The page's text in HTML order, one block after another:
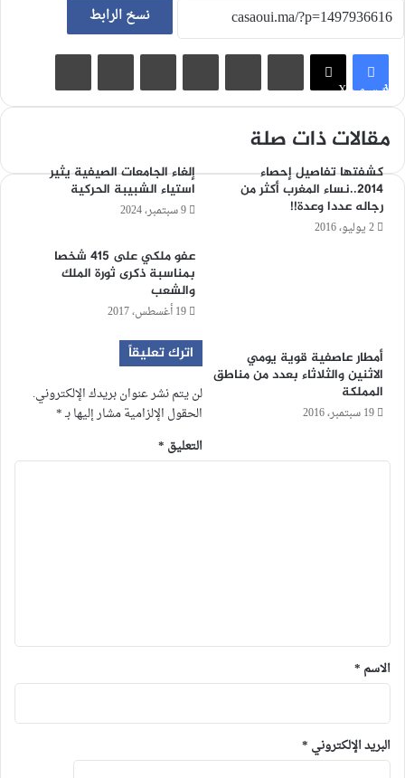
نسخ الرابط
فيسبوك
X
لينكدإن بينتيريست
مقالات ذات صلة
كشفتها تفاصيل إحصاء
2014..نساء المغرب أكثر من
رجاله عددا وعدة!!
2 يوليو، 2016
إلغاء الجامعات الصيفية يثير
استياء الشبيبة الحركية
9 سبتمبر، 2024
عفو ملكي على 415 شخصا
بمناسبة ذكرى ثورة الملك
والشعب
19 أغسطس، 2017
أمطار عاصفية قوية يومي
الاثنين والثلاثاء بعدد من مناطق
المملكة
19 سبتمبر، 2016
اترك تعليقاً
لن يتم نشر عنوان بريدك الإلكتروني.
الحقول الإلزامية مشار إليها بـ*
التعليق *
الاسم *
البريد الإلكتروني *